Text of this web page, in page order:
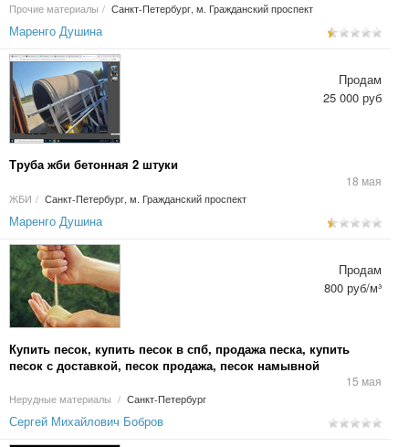
Прочие материалы / Санкт-Петербург, м. Гражданский проспект
Маренго Душина
Труба жби бетонная 2 штуки
18 мая
ЖБИ / Санкт-Петербург, м. Гражданский проспект
Продам
25 000 руб
Маренго Душина
Купить песок, купить песок в спб, продажа песка, купить
песок с доставкой, песок продажа, песок намывной
15 мая
Нерудные материалы / Санкт-Петербург
Продам
800 руб/м³
Сергей Михайлович Бобров